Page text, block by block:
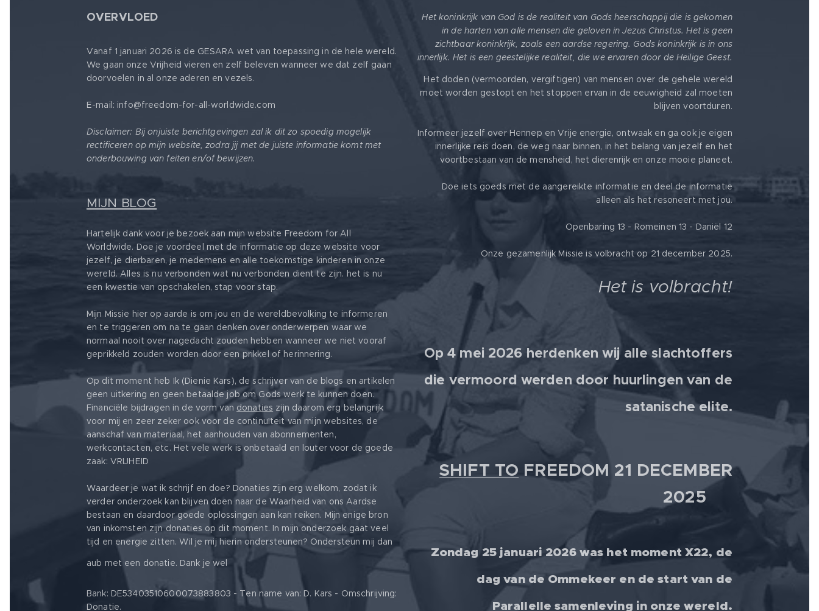
OVERVLOED
Vanaf 1 januari 2026 is de GESARA wet van toepassing in de hele wereld.
We gaan onze Vrijheid vieren en zelf beleven wanneer we dat zelf gaan
doorvoelen in al onze aderen en vezels.
E-mail: info@freedom-for-all-worldwide.com
Disclaimer: Bij onjuiste berichtgevingen zal ik dit zo spoedig mogelijk
rectificeren op mijn website, zodra jij met de juiste informatie komt met
onderbouwing van feiten en/of bewijzen.
MIJN BLOG
Hartelijk dank voor je bezoek aan mijn website Freedom for All ❤️
Worldwide. Doe je voordeel met de informatie op deze website voor
jezelf, je dierbaren, je medemens en alle toekomstige kinderen in onze
wereld. Alles is nu verbonden wat nu verbonden dient te zijn. het is nu
een kwestie van opschakelen, stap voor stap.
Mijn Missie hier op aarde is om jou en de wereldbevolking te informeren
en te triggeren om na te gaan denken over onderwerpen waar we
normaal nooit over nagedacht zouden hebben wanneer we niet vooraf
geprikkeld zouden worden door een prikkel of herinnering.
Op dit moment heb Ik (Dienie Kars), de schrijver van de blogs en artikelen
geen uitkering en geen betaalde job om Gods werk te kunnen doen.
Financiële bijdragen in de vorm van donaties zijn daarom erg belangrijk
voor mij en zeer zeker ook voor de continuïteit van mijn websites, de
aanschaf van materiaal, het aanhouden van abonnementen,
werkcontacten, etc. Het vele werk is onbetaald en louter voor de goede
zaak: VRIJHEID ❤️
Waardeer je wat ik schrijf en doe? Donaties zijn erg welkom, zodat ik
verder onderzoek kan blijven doen naar de Waarheid van ons Aardse
bestaan en daardoor goede oplossingen aan kan reiken. Mijn enige bron
van inkomsten zijn donaties op dit moment. In mijn onderzoek gaat veel
tijd en energie zitten. Wil je mij hierin ondersteunen? Ondersteun mij dan
aub met een donatie. Dank je wel
❤️
Bank: DE53403510600073883803 - Ten name van: D. Kars - Omschrijving:
Donatie.
Het koninkrijk van God is de realiteit van Gods heerschappij die is gekomen
in de harten van alle mensen die geloven in Jezus Christus. Het is geen
zichtbaar koninkrijk, zoals een aardse regering. Gods koninkrijk is in ons
innerlijk. Het is een geestelijke realiteit, die we ervaren door de Heilige Geest.
Het doden (vermoorden, vergiftigen) van mensen over de gehele wereld
moet worden gestopt en het stoppen ervan in de eeuwigheid zal moeten
blijven voortduren.
Informeer jezelf over Hennep en Vrije energie, ontwaak en ga ook je eigen
innerlijke reis doen, de weg naar binnen, in het belang van jezelf en het
voortbestaan van de mensheid, het dierenrijk en onze mooie planeet.
Doe iets goeds met de aangereikte informatie en deel de informatie
alleen als het resoneert met jou.
Openbaring 13 - Romeinen 13 - Daniël 12
Onze gezamenlijk Missie is volbracht op 21 december 2025.
Het is volbracht!
Op 4 mei 2026 herdenken wij alle slachtoffers
die vermoord werden door huurlingen van de
satanische elite.
SHIFT TO FREEDOM 21 DECEMBER
2025 💫
Zondag 25 januari 2026 was het moment X22, de
dag van de Ommekeer en de start van de
Parallelle samenleving in onze wereld.